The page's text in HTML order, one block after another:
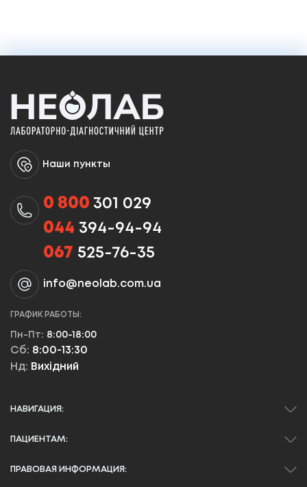
Наши пункты
0 800 301 029
044 394-94-94
067 525-76-35
info@neolab.com.ua
ГРАФИК РАБОТЫ:
Пн-Пт: 8:00-18:00
Сб: 8:00-13:30
Нд: Вихідний
НАВИГАЦИЯ:
ПАЦИЕНТАМ:
ПРАВОВАЯ ИНФОРМАЦИЯ: